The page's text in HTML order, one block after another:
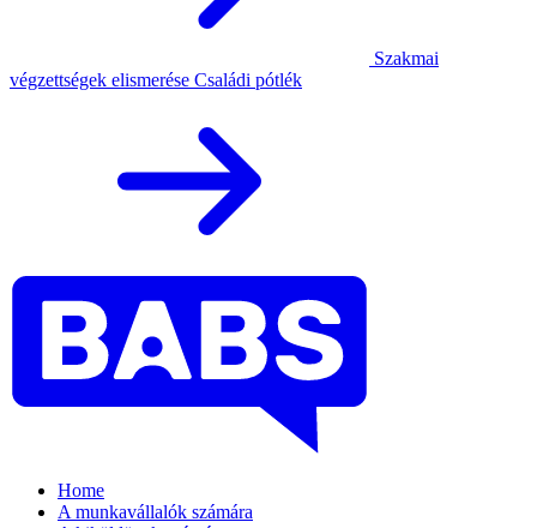
Szakmai
végzettségek elismerése Családi pótlék
Home
A munkavállalók számára